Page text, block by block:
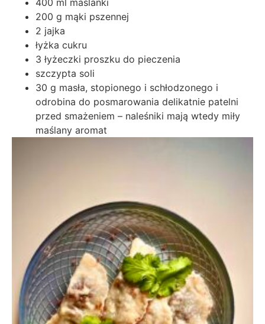
200 g mąki pszennej
2 jajka
łyżka cukru
3 łyżeczki proszku do pieczenia
szczypta soli
30 g masła, stopionego i schłodzonego i
odrobina do posmarowania delikatnie patelni
przed smażeniem – naleśniki mają wtedy miły
maślany aromat